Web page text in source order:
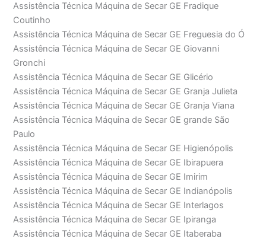
Assistência Técnica Máquina de Secar GE Fradique
Coutinho
Assistência Técnica Máquina de Secar GE Freguesia do Ó
Assistência Técnica Máquina de Secar GE Giovanni
Gronchi
Assistência Técnica Máquina de Secar GE Glicério
Assistência Técnica Máquina de Secar GE Granja Julieta
Assistência Técnica Máquina de Secar GE Granja Viana
Assistência Técnica Máquina de Secar GE grande São
Paulo
Assistência Técnica Máquina de Secar GE Higienópolis
Assistência Técnica Máquina de Secar GE Ibirapuera
Assistência Técnica Máquina de Secar GE Imirim
Assistência Técnica Máquina de Secar GE Indianópolis
Assistência Técnica Máquina de Secar GE Interlagos
Assistência Técnica Máquina de Secar GE Ipiranga
Assistência Técnica Máquina de Secar GE Itaberaba